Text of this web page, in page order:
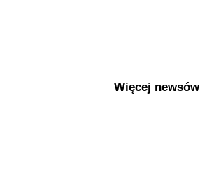
Więcej newsów